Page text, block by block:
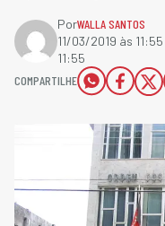
PorWALLA SANTOS
11/03/2019 às 11:55
11:55
COMPARTILHE